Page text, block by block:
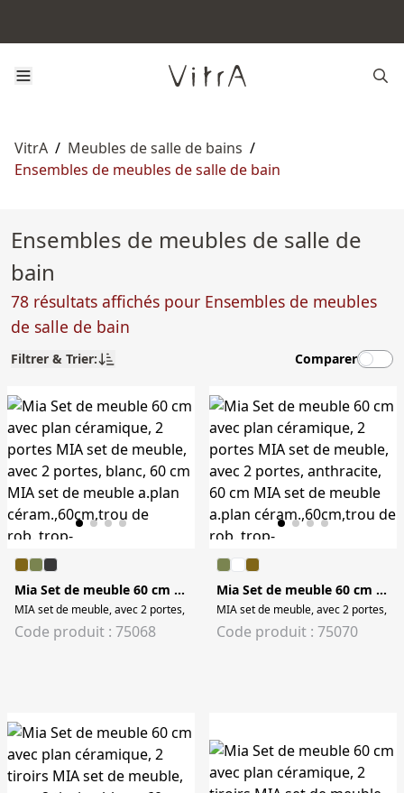
VitrA / Meubles de salle de bains /
Ensembles de meubles de salle de bain
Ensembles de meubles de salle de
bain
78 résultats affichés pour Ensembles de meubles
de salle de bain
Filtrer & Trier: Comparer
Mia Set de meuble 60 cm avec plan céramique, 2 portes
MIA set de meuble, avec 2 portes, blanc, 60 cm MIA set de meuble a.plan
Code produit : 75068
Mia Set de meuble 60 cm avec plan céramique, 2 portes
MIA set de meuble, avec 2 portes,
Code produit : 75070